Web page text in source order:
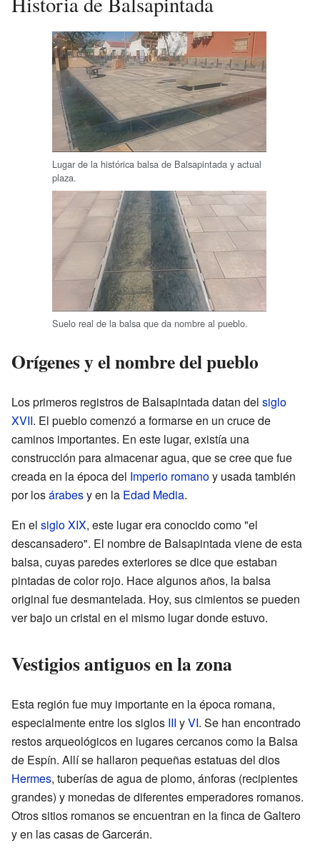
Lugar de la histórica balsa de Balsapintada y actual
plaza.
Suelo real de la balsa que da nombre al pueblo.
Orígenes y el nombre del pueblo
Los primeros registros de Balsapintada datan del siglo
XVII. El pueblo comenzó a formarse en un cruce de
caminos importantes. En este lugar, existía una
construcción para almacenar agua, que se cree que fue
creada en la época del Imperio romanoy usada también
por losárabesy en la Edad Media.
En el siglo XIX, este lugar era conocido como "el
descansadero". El nombre de Balsapintada viene de esta
balsa, cuyas paredes exteriores se dice que estaban
pintadas de color rojo. Hace algunos años, la balsa
original fue desmantelada. Hoy, sus cimientos se pueden
ver bajo un cristal en el mismo lugar donde estuvo.
Vestigios antiguos en la zona
Esta región fue muy importante en la época romana,
especialmente entre los siglos III yVI. Se han encontrado
restos arqueológicos en lugares cercanos como la Balsa
de Espín. Allí se hallaron pequeñas estatuas del dios
Hermes, tuberías de agua de plomo, ánforas (recipientes
grandes) y monedas de diferentes emperadores romanos.
Otros sitios romanos se encuentran en la finca de Galtero
y en las casas de Garcerán.